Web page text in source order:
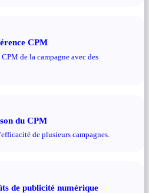
CPM
de la campagne avec des
du CPM
de plusieurs campagnes.
de publicité numérique